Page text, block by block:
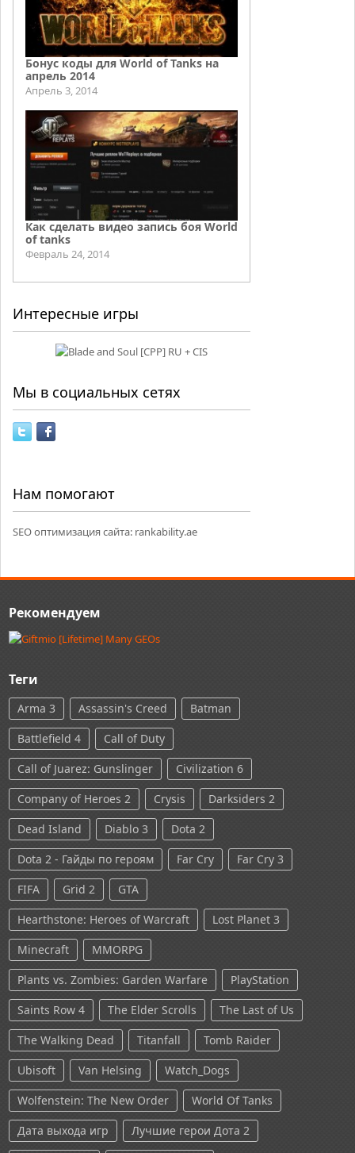
Бонус коды для World of Tanks на
апрель 2014
Апрель 3, 2014
Как сделать видео запись боя World
of tanks
Февраль 24, 2014
Интересные игры
Мы в социальных сетях
Нам помогают
SEO оптимизация сайта: rankability.ae
Рекомендуем
Теги
Arma 3 Assassin's Creed
Batman
Battlefield 4
Call of Duty
Call of Juarez: Gunslinger
Civilization 6
Company of Heroes 2
Crysis
Darksiders 2
Dead Island
Diablo 3
Dota 2
Dota 2 - Гайды по героям
Far Cry
Far Cry 3
FIFA
Grid 2
GTA
Hearthstone: Heroes of Warcraft
Lost Planet 3
Minecraft
MMORPG
Plants vs. Zombies: Garden Warfare
PlayStation
Saints Row 4
The Elder Scrolls
The Last of Us
The Walking Dead
Titanfall
Tomb Raider
Ubisoft
Van Helsing
Watch_Dogs
Wolfenstein: The New Order
World Of Tanks
Дата выхода игр
Лучшие герои Дота 2